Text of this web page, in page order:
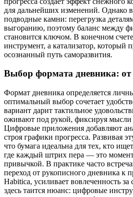
для дальнейших изменений. Однако
подводные камни: перегрузка
выгоранию, поэтому баланс между
становится ключом. В конечном
инструмент, а катализатор, который
осознанный путь саморазвития.
Выбор формата дневника:
Формат дневника определяется
оптимальный выбор сочетает
вариант дарит тактильное
оживают под рукой, фиксируя мысли
Цифровые приложения добавляют
строя графики прогресса. Развивая
что бумага идеальна для тех, кто
где каждый штрих пера — это
привычкой. В практике часто
переход от рукописного дневника к
Habitica, усиливает вовлеченность
здесь таится нюанс: цифровые